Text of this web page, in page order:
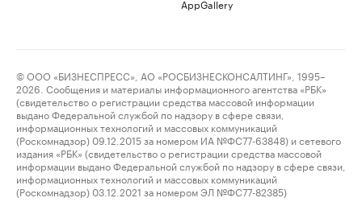
AppGallery
© ООО «БИЗНЕСПРЕСС», АО «РОСБИЗНЕСКОНСАЛТИНГ», 1995–
2026. Сообщения и материалы информационного агентства «РБК»
(свидетельство о регистрации средства массовой информации
выдано Федеральной службой по надзору в сфере связи,
информационных технологий и массовых коммуникаций
(Роскомнадзор) 09.12.2015 за номером ИА №ФС77-63848) и сетевого
издания «РБК» (свидетельство о регистрации средства массовой
информации выдано Федеральной службой по надзору в сфере связи,
информационных технологий и массовых коммуникаций
(Роскомнадзор) 03.12.2021 за номером ЭЛ №ФС77-82385)